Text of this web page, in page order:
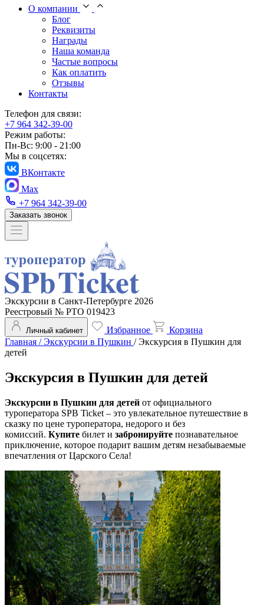
О компании
Блог
Реквизиты
Награды
Наша команда
Частые вопросы
Как оплатить
Отзывы
Контакты
Телефон для связи:
+7 964 342-39-00
Режим работы:
Пн-Вс: 9:00 - 21:00
Мы в соцсетях:
ВКонтакте
Max
+7 964 342-39-00
Заказать звонок
Экскурсии в Санкт-Петербурге 2026
Реестровый № РТО 019423
Личный кабинет Избранное
Корзина
Главная /Экскурсии в Пушкин /Экскурсия в Пушкин для
детей
Экскурсия в Пушкин для детей
Экскурсии в Пушкин для детей от официального
туроператора SPB Ticket – это увлекательное путешествие в
сказку по цене туроператора, недорого и без
комиссий. Купите билет и забронируйте познавательное
приключение, которое подарит вашим детям незабываемые
впечатления от Царского Села!